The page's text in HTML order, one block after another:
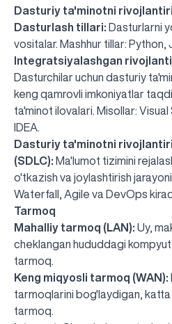
Dasturiy ta'minotni
Dasturlash tillari: Dasturlarni
vositalar. Mashhur tillar: Python,
Integratsiyalashgan
Dasturchilar uchun dasturiy
keng qamrovli imkoniyatlar
ta'minot ilovalari. Misollar:
IDEA.
Dasturiy ta'minotni
(SDLC): Ma'lumot tizimini
o'tkazish va joylashtirish
Waterfall, Agile va DevOps
Tarmoq
Mahalliy tarmoq (LAN): Uy,
cheklangan hududdagi
tarmoq.
Keng miqyosli tarmoq (WAN):
tarmoqlarini bog'laydigan,
tarmoq.